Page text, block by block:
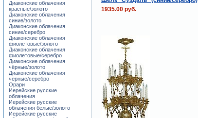
1935.00 руб.
Диаконские облачения
красные/золото
Диаконские облачения
синие/золото
Диаконские облачения
синие/серебро
Диаконские облачения
фиолетовые/золото
Диаконские облачения
фиолетовые/серебро
Диаконские облачения
чёрные/золото
Диаконские облачения
чёрные/серебро
Орари
Иерейские русские
облачения
Иерейские русские
облачения белые/золото
Иерейские русские